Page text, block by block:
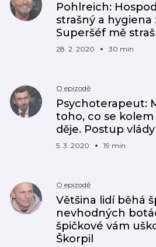
Pohlreich:
strašný a hygiena
Superšéf mě
28. 2. 2020 30 min
O epizodě
Psychoterapeut:
toho, co se
děje. Postup
5. 3. 2020 19 min
O epizodě
Většina lidí běhá
nevhodných
špičkové vám
Škorpil